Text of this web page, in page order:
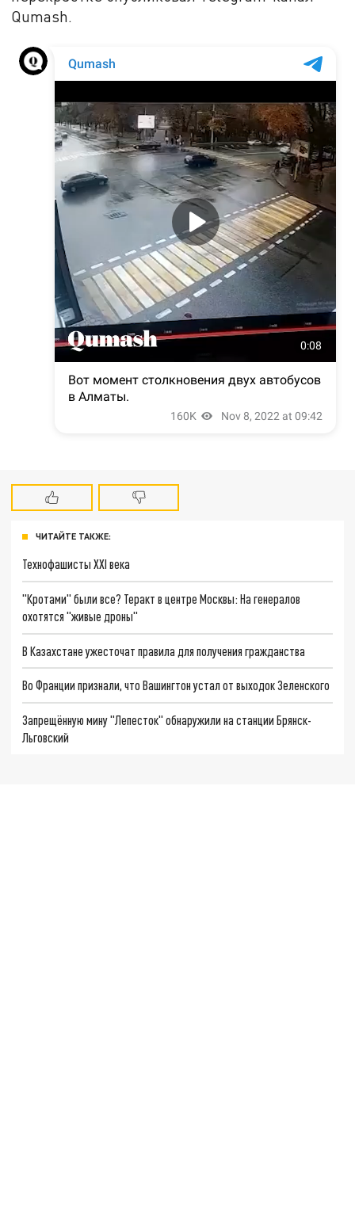
Qumash.
ЧИТАЙТЕ ТАКЖЕ:
Технофашисты XXI века
"Кротами" были все? Теракт в центре Москвы: На генералов
охотятся "живые дроны"
В Казахстане ужесточат правила для получения гражданства
Во Франции признали, что Вашингтон устал от выходок Зеленского
Запрещённую мину "Лепесток" обнаружили на станции Брянск-
Льговский